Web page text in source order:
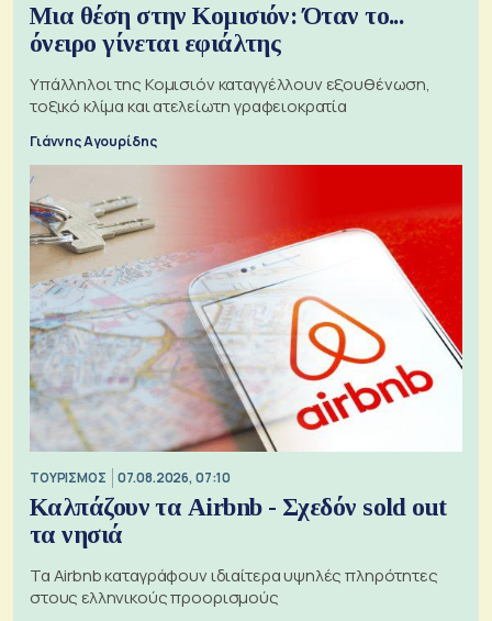
Μια θέση στην Κομισιόν: Όταν το...
όνειρο γίνεται εφιάλτης
Υπάλληλοι της Κομισιόν καταγγέλλουν εξουθένωση,
τοξικό κλίμα και ατελείωτη γραφειοκρατία
Γιάννης Αγουρίδης
ΤΟΥΡΙΣΜΟΣ 07.08.2026, 07:10
Καλπάζουν τα Airbnb - Σχεδόν sold out
τα νησιά
Τα Airbnb καταγράφουν ιδιαίτερα υψηλές πληρότητες
στους ελληνικούς προορισμούς